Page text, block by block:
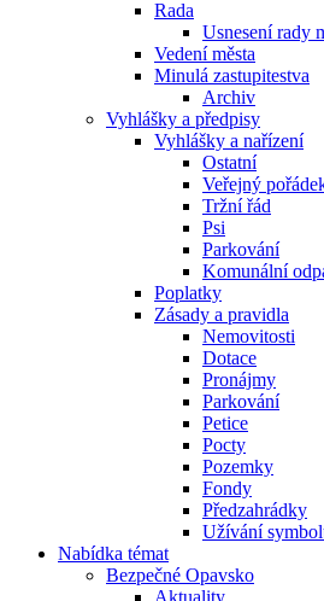
Rada
Usnesení rady
Vedení města
Minulá zastupitestva
Archiv
Vyhlášky a předpisy
Vyhlášky a nařízení
Ostatní
Veřejný
Tržní řád
Psi
Parkování
Komunální
Poplatky
Zásady a pravidla
Nemovitosti
Dotace
Pronájmy
Parkování
Petice
Pocty
Pozemky
Fondy
Předzahrádky
Užívání
Nabídka témat
Bezpečné Opavsko